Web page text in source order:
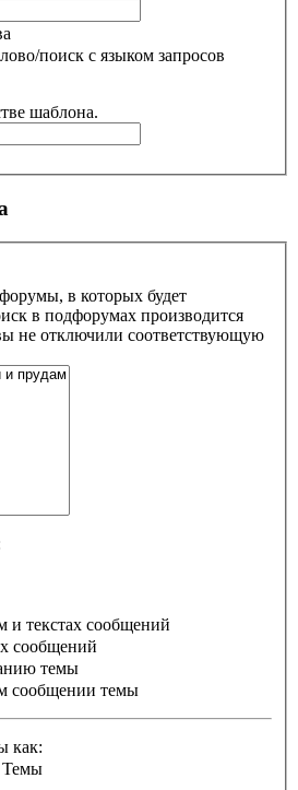
поиск с языком запросов
шаблона.
в которых будет
в подфорумах производится
не отключили соответствующую
и текстах сообщений
сообщений
темы
сообщении темы
как:
Темы